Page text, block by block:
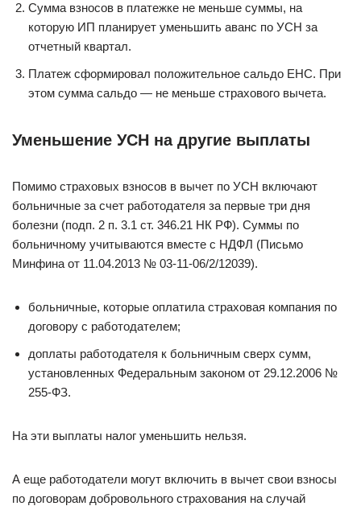
Сумма взносов в платежке не меньше суммы, на
которую ИП планирует уменьшить аванс по УСН за
отчетный квартал.
Платеж сформировал положительное сальдо ЕНС. При
этом сумма сальдо — не меньше страхового вычета.
Уменьшение УСН на другие выплаты
Помимо страховых взносов в вычет по УСН включают
больничные за счет работодателя за первые три дня
болезни (подп. 2 п. 3.1 ст. 346.21 НК РФ). Суммы по
больничному учитываются вместе с НДФЛ (Письмо
Минфина от 11.04.2013 № 03-11-06/2/12039).
больничные, которые оплатила страховая компания по
договору с работодателем;
доплаты работодателя к больничным сверх сумм,
установленных Федеральным законом от 29.12.2006 №
255-ФЗ.
На эти выплаты налог уменьшить нельзя.
А еще работодатели могут включить в вычет свои взносы
по договорам добровольного страхования на случай